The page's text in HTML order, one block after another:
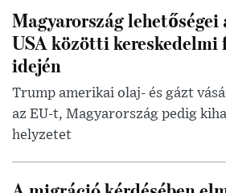
Magyarország lehetőségei
USA közötti kereskedelmi
idején
Trump amerikai olaj- és gázt
az EU-t, Magyarország pedig
helyzetet